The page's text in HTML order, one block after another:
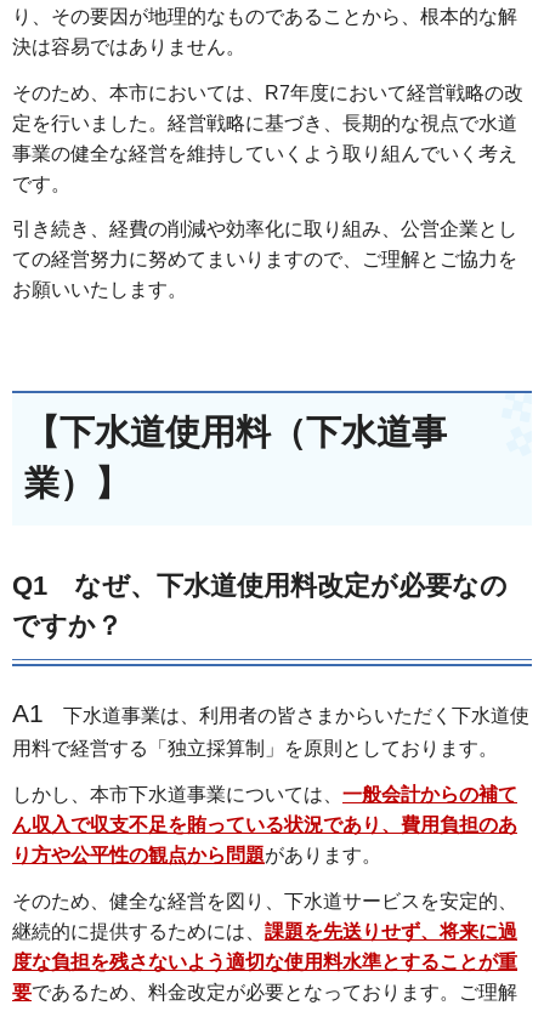
り、その要因が地理的なものであることから、根本的な解
決は容易ではありません。
そのため、本市においては、R7年度において経営戦略の改
定を行いました。経営戦略に基づき、長期的な視点で水道
事業の健全な経営を維持していくよう取り組んでいく考え
です。
引き続き、経費の削減や効率化に取り組み、公営企業とし
ての経営努力に努めてまいりますので、ご理解とご協力を
お願いいたします。
【下水道使用料（下水道事
業）】
Q1 なぜ、下水道使用料改定が必要なの
ですか？
A1 下水道事業は、利用者の皆さまからいただく下水道使
用料で経営する「独立採算制」を原則としております。
しかし、本市下水道事業については、 一般会計からの補て
ん収入で収支不足を賄っている状況であり、費用負担のあ
り方や公平性の観点から問題があります。
そのため、健全な経営を図り、下水道サービスを安定的、
継続的に提供するためには、 課題を先送りせず、将来に過
度な負担を残さないよう適切な使用料水準とすることが重
要であるため、料金改定が必要となっております。ご理解